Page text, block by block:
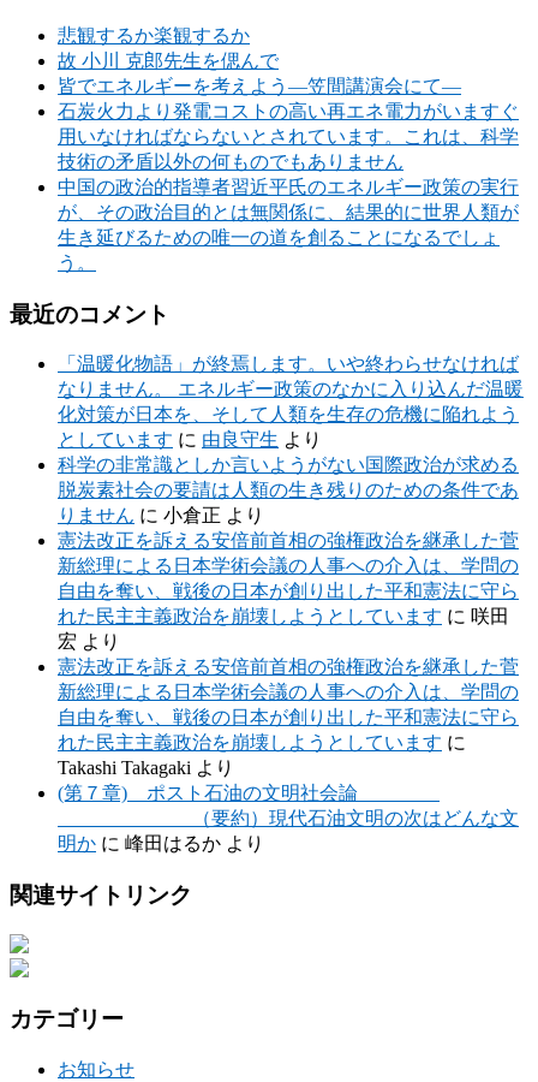
悲観するか楽観するか
故 小川 克郎先生を偲んで
皆でエネルギーを考えよう―笠間講演会にて―
石炭火力より発電コストの高い再エネ電力がいますぐ
用いなければならないとされています。これは、科学
技術の矛盾以外の何ものでもありません
中国の政治的指導者習近平氏のエネルギー政策の実行
が、その政治目的とは無関係に、結果的に世界人類が
生き延びるための唯一の道を創ることになるでしょ
う。
最近のコメント
「温暖化物語」が終焉します。いや終わらせなければ
なりません。 エネルギー政策のなかに入り込んだ温暖
化対策が日本を、そして人類を生存の危機に陥れよう
としています に 由良守生 より
科学の非常識としか言いようがない国際政治が求める
脱炭素社会の要請は人類の生き残りのための条件であ
りません に 小倉正 より
憲法改正を訴える安倍前首相の強権政治を継承した菅
新総理による日本学術会議の人事への介入は、学問の
自由を奪い、戦後の日本が創り出した平和憲法に守ら
れた民主主義政治を崩壊しようとしています に 咲田
宏 より
憲法改正を訴える安倍前首相の強権政治を継承した菅
新総理による日本学術会議の人事への介入は、学問の
自由を奪い、戦後の日本が創り出した平和憲法に守ら
れた民主主義政治を崩壊しようとしています に
Takashi Takagaki より
(第７章) ポスト石油の文明社会論
（要約）現代石油文明の次はどんな文
明か に 峰田はるか より
関連サイトリンク
カテゴリー
お知らせ